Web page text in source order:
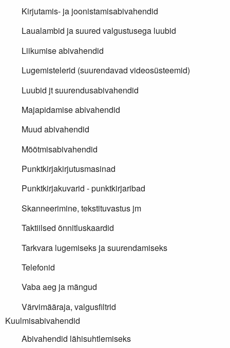
Kirjutamis- ja joonistamisabivahendid
Laualambid ja suured valgustusega luubid
Liikumise abivahendid
Lugemistelerid (suurendavad videosüsteemid)
Luubid jt suurendusabivahendid
Majapidamise abivahendid
Muud abivahendid
Mõõtmisabivahendid
Punktkirjakirjutusmasinad
Punktkirjakuvarid - punktkirjaribad
Skanneerimine, tekstituvastus jm
Taktiilsed õnnitluskaardid
Tarkvara lugemiseks ja suurendamiseks
Telefonid
Vaba aeg ja mängud
Värvimääraja, valgusfiltrid
Kuulmisabivahendid
Abivahendid lähisuhtlemiseks